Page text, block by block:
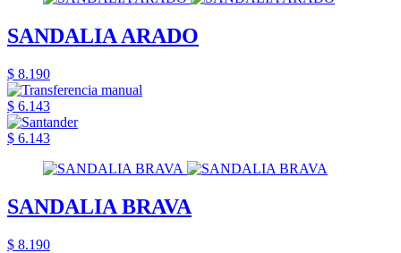
SANDALIA ARADO
$ 8.190
$ 6.143
$ 6.143
SANDALIA BRAVA
$ 8.190